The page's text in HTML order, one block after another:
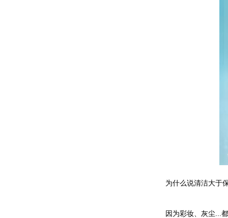
为什么说清洁大于
因为彩妆、灰尘...